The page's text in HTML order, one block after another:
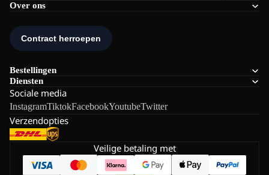
Over ons
Bestellingen
Diensten
Sociale media
InstagramTiktokFacebookYoutubeTwitter
Verzendopties
Veilige betaling met